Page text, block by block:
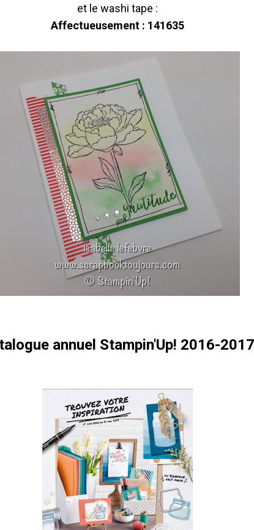
et le washi tape :
Affectueusement : 141635
annuel Stampin'Up! 2016-2017